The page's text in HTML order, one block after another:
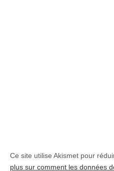
Ce site utilise Akismet pour
plus sur comment les données